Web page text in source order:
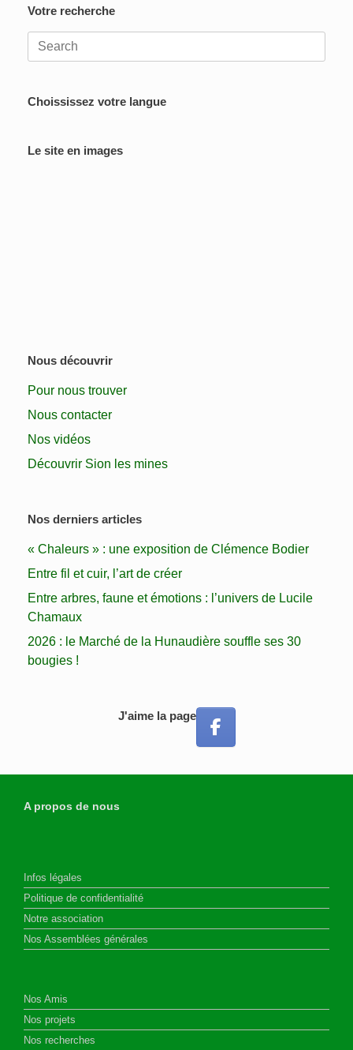
Votre recherche
Search
for:
Choississez votre langue
Le site en images
Nous découvrir
Pour nous trouver
Nous contacter
Nos vidéos
Découvrir Sion les mines
Nos derniers articles
« Chaleurs » : une exposition de Clémence Bodier
Entre fil et cuir, l’art de créer
Entre arbres, faune et émotions : l’univers de Lucile
Chamaux
2026 : le Marché de la Hunaudière souffle ses 30
bougies !
J'aime la page
A propos de nous
Infos légales
Politique de confidentialité
Notre association
Nos Assemblées générales
Nos Amis
Nos projets
Nos recherches